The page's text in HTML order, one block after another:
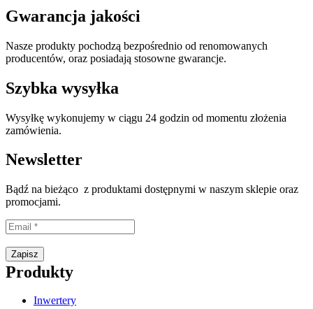
Gwarancja jakości
Nasze produkty pochodzą bezpośrednio od renomowanych
producentów, oraz posiadają stosowne gwarancje.
Szybka wysyłka
Wysyłkę wykonujemy w ciągu 24 godzin od momentu złożenia
zamówienia.
Newsletter
Bądź na bieżąco z produktami dostępnymi w naszym sklepie oraz
promocjami.
Zapisz
Produkty
Inwertery